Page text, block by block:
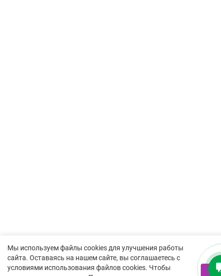
Мы используем файлы cookies для улучшения работы
сайта. Оставаясь на нашем сайте, вы соглашаетесь с
условиями использования файлов cookies. Чтобы
Я